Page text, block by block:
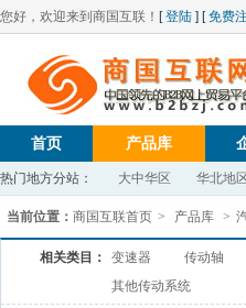
您好，欢迎来到商国互联！ [登陆 ] [免费
首页 产品库
热门地方分站： 大中华区 华北地
当前位置： 商国互联首页 > 产品库 >
相关类目： 变速器 传动轴
其他传动系统